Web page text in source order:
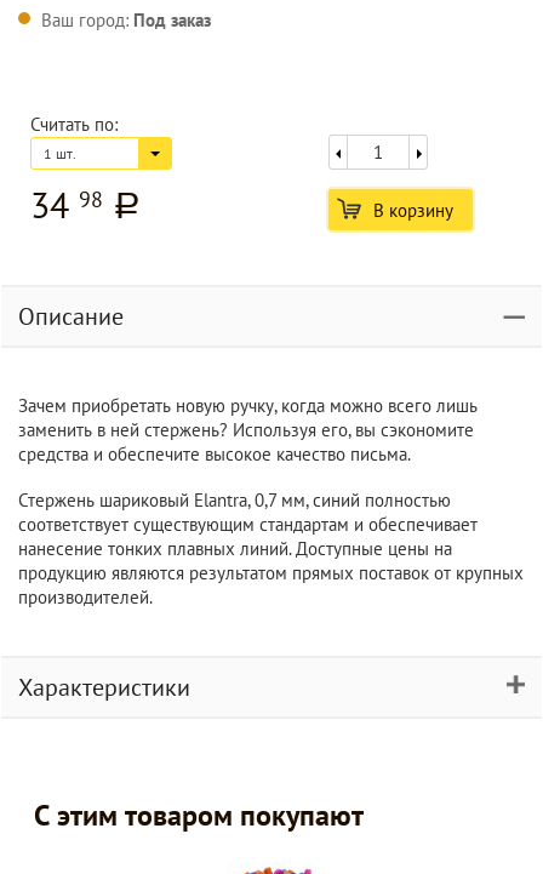
Ваш город: Под заказ
Считать по:
1 шт.
34 98 a В корзину
Описание
Зачем приобретать новую ручку, когда можно всего лишь
заменить в ней стержень? Используя его, вы сэкономите
средства и обеспечите высокое качество письма.
Стержень шариковый Elantra, 0,7 мм, синий полностью
соответствует существующим стандартам и обеспечивает
нанесение тонких плавных линий. Доступные цены на
продукцию являются результатом прямых поставок от крупных
производителей.
Характеристики
С этим товаром покупают